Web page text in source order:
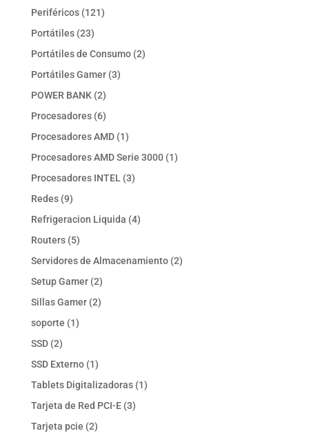
productos
Periféricos 121121
Portátiles 2323
productos
Portátiles de Consumo 22
Portátiles Gamer 33
POWER BANK 22
productos
Procesadores 66
productos
Procesadores AMD 11
producto
Procesadores AMD Serie 3000 11
Procesadores INTEL 33
Redes 99
productos
Refrigeracion Liquida 44
Routers 55
productos
Servidores de Almacenamiento 22
Setup Gamer 22
productos
Sillas Gamer 22
soporte 11
SSD 22
productos
SSD Externo 11
producto
Tablets Digitalizadoras 11
Tarjeta de Red PCI-E 33
Tarjeta pcie 22